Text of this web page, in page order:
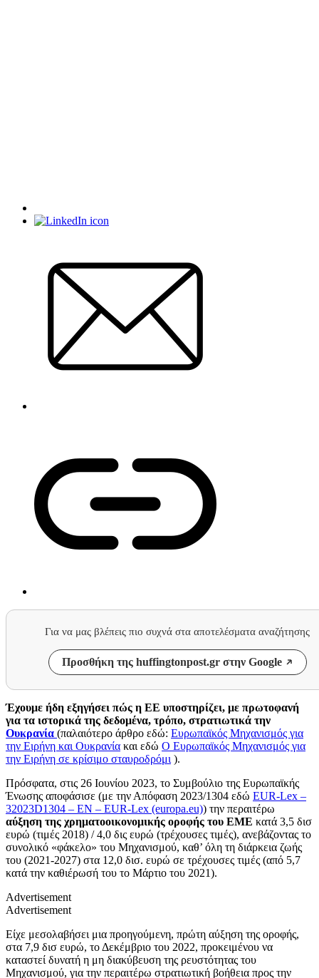
Για να μας βλέπεις πιο συχνά στα αποτελέσματα αναζήτησης
Προσθήκη της huffingtonpost.gr στην Google
Έχουμε ήδη εξηγήσει πώς η ΕΕ υποστηρίζει, με πρωτοφανή
για τα ιστορικά της δεδομένα, τρόπο, στρατιωτικά την
Ουκρανία (παλαιότερο άρθρο εδώ: Ευρωπαϊκός Μηχανισμός για
την Ειρήνη και Ουκρανία και εδώ Ο Ευρωπαϊκός Μηχανισμός για
την Ειρήνη σε κρίσιμο σταυροδρόμι ).
Πρόσφατα, στις 26 Ιουνίου 2023, το Συμβούλιο της Ευρωπαϊκής
Ένωσης αποφάσισε (με την Απόφαση 2023/1304 εδώ EUR-Lex –
32023D1304 – EN – EUR-Lex (europa.eu)) την περαιτέρω
αύξηση της χρηματοοικονομικής οροφής του ΕΜΕ κατά 3,5 δισ
ευρώ (τιμές 2018) / 4,0 δις ευρώ (τρέχουσες τιμές), ανεβάζοντας το
συνολικό «φάκελο» του Μηχανισμού, καθ’ όλη τη διάρκεια ζωής
του (2021-2027) στα 12,0 δισ. ευρώ σε τρέχουσες τιμές (από 5,7
κατά την καθιέρωσή του το Μάρτιο του 2021).
Advertisement
Advertisement
Είχε μεσολαβήσει μια προηγούμενη, πρώτη αύξηση της οροφής,
στα 7,9 δισ ευρώ, το Δεκέμβριο του 2022, προκειμένου να
καταστεί δυνατή η μη διακύβευση της ρευστότητας του
Μηχανισμού, για την περαιτέρω στρατιωτική βοήθεια προς την